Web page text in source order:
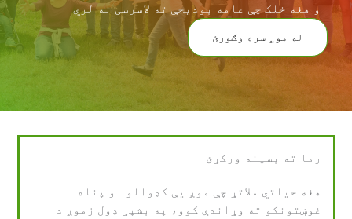
او هغه خلک چې عامه بودیجې ته لاسرسی نه لري
له موږ سره وګورئ
رما ته بسپنه ورکړئ
هغه حیاتي ملاتړ چې موږ یې کډوالو او پناه
غوښتونکو ته وړاندې کوو، په بشپړ ډول زموږ د